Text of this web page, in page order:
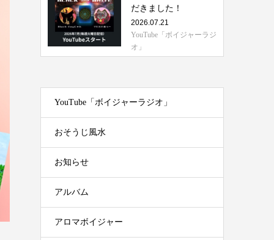
だきました！
2026.07.21
YouTube「ボイジャーラジ
オ」
YouTube「ボイジャーラジオ」
おそうじ風水
お知らせ
アルバム
アロマボイジャー